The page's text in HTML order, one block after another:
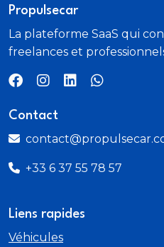
Propulsecar
La plateforme SaaS qui
freelances et
Contact
+33 6 37 55 78 57
Liens rapides
Véhicules